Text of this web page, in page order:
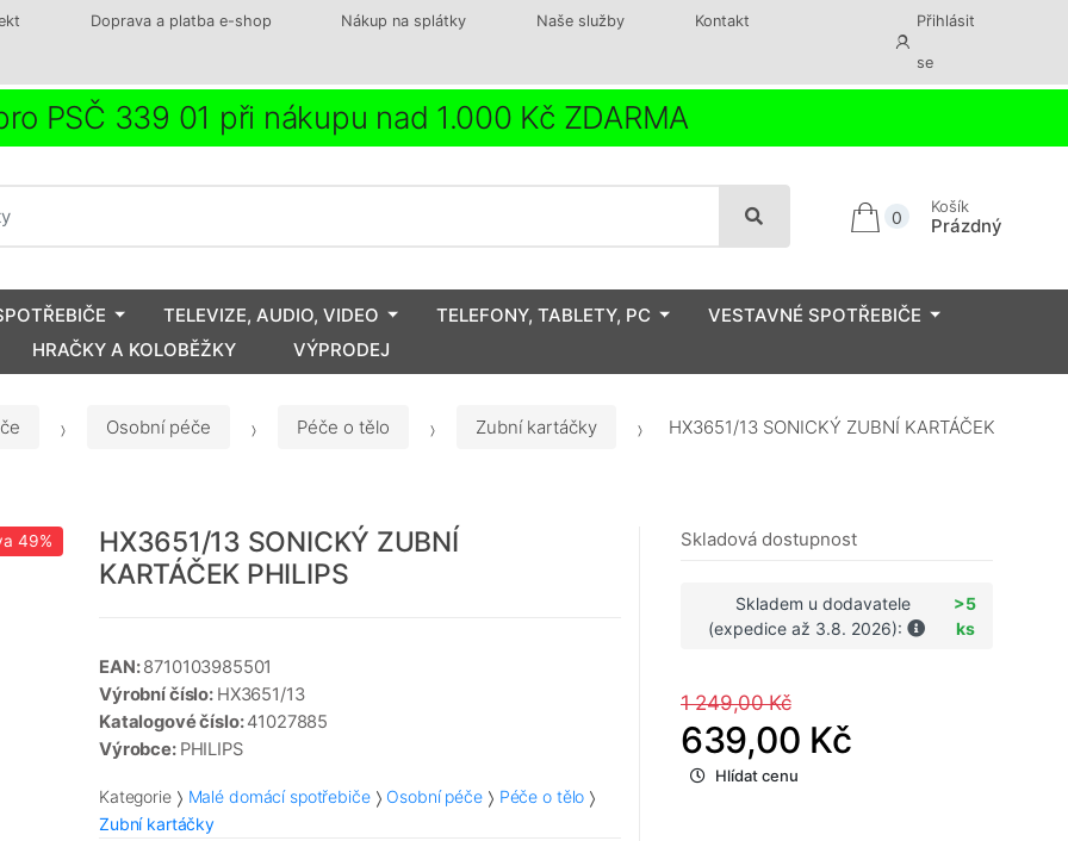
Doprava a platba e-shop Nákup na splátky Naše služby Kontakt Přihlásit
se
PSČ 339 01 při nákupu nad 1.000 Kč ZDARMA
0
Košík
Prázdný
TELEVIZE, AUDIO, VIDEO TELEFONY, TABLETY, PC
VESTAVNÉ SPOTŘEBIČE
HRAČKY A KOLOBĚŽKY
VÝPRODEJ
Osobní péče Péče o tělo Zubní kartáčky HX3651/13 SONICKÝ ZUBNÍ KARTÁČEK
49%
HX3651/13 SONICKÝ ZUBNÍ
KARTÁČEK PHILIPS
EAN:8710103985501
Výrobní číslo: HX3651/13
Katalogové číslo:41027885
Výrobce: PHILIPS
Kategorie Malé domácí spotřebiče Osobní péče
Péče o tělo
Zubní kartáčky
Skladová dostupnost
Skladem u dodavatele
(expedice až 3.8. 2026):
>5
ks
1 249,00 Kč
639,00 Kč
Hlídat cenu